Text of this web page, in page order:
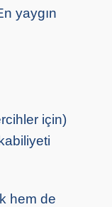
yaygın
için)
hem de